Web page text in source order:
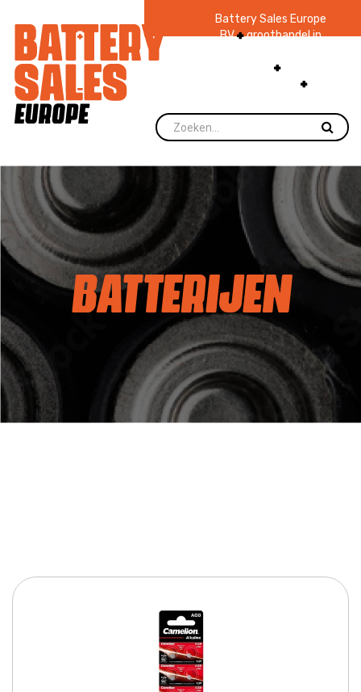
Battery Sales Europe
BV groothandel in
zaklampen Ruim 48
jaar ervaring
voorraad.
BATTERIJEN